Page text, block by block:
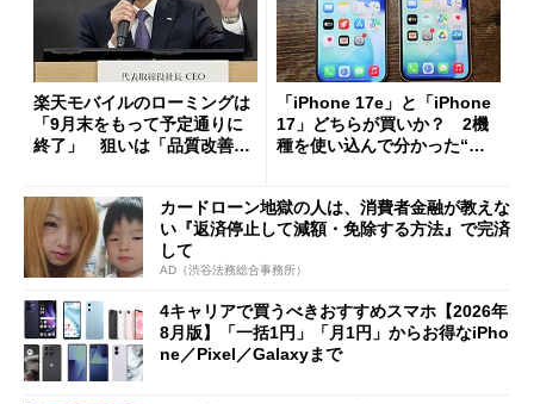
楽天モバイルのローミングは
「9月末をもって予定通りに
終了」 狙いは「品質改善」
も
「iPhone 17e」と「iPhone
17」どちらが買いか？ 2機
種を使い込んで分かった“ス
カードローン地獄の人は、消費者金融が教えな
い『返済停止して減額・免除する方法』で完済
して
AD（渋谷法務総合事務所）
4キャリアで買うべきおすすめスマホ【2026年
8月版】「一括1円」「月1円」からお得なiPho
ne／Pixel／Galaxyまで